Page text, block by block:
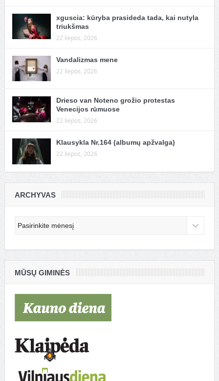
xguscia: kūryba prasideda tada, kai nutyla
triukšmas
22 liepos, 2026
Vandalizmas mene
22 liepos, 2026
Drieso van Noteno grožio protestas
Venecijos rūmuose
22 liepos, 2026
Klausykla Nr.164 (albumų apžvalga)
22 liepos, 2026
ARCHYVAS
MŪSŲ GIMINĖS